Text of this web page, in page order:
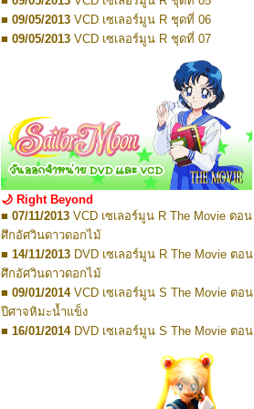
■ 16/02/2012 VCD เซเลอร์มูน ชุดที่ 20
■ 08/03/2012 VCD เซเลอร์มูน ชุดที่ 21
VCD เซเลอร์มูน ชุดที่ 22
VCD เซเลอร์มูน ชุดที่ 23
DVD เซเลอร์มูน ชุดที่ 01
DVD เซเลอร์มูน ชุดที่ 02
■ 25/01/2012 DVD เซเลอร์มูน ชุดที่ 03
■ 31/01/2012DVD เซเลอร์มูน ชุดที่ 04
■ 08/02/2012DVD เซเลอร์มูน ชุดที่ 05
■ 16/02/2012DVD เซเลอร์มูน ชุดที่ 06
■ 23/02/2012DVD เซเลอร์มูน ชุดที่ 07
■ 01/03/2012 DVD เซเลอร์มูน ชุดที่ 08
■ 08/03/2012DVD เซเลอร์มูน ชุดที่ 09
■ 29/03/2012 DVD เซเลอร์มูน ชุดที่ 10
■ 29/03/2012DVD เซเลอร์มูน ชุดที่ 11
■ 19/07/2013 DVD เซเลอร์มูน รวม 1-11
■ 09/05/2013 VCD เซเลอร์มูน R ชุดที่ 06
■ 09/05/2013 VCD เซเลอร์มูน R ชุดที่ 07
VCD เซเลอร์มูน R ชุดที่ 08
VCD เซเลอร์มูน R ชุดที่ 09
VCD เซเลอร์มูน R ชุดที่ 10
■ 16/05/2013
VCD เซเลอร์มูน R ชุดที่ 11
■ 16/05/2013VCD เซเลอร์มูน R ชุดที่ 12
■ 23/05/2013VCD เซเลอร์มูน R ชุดที่ 13
■ 23/05/2013VCD เซเลอร์มูน R ชุดที่ 14
■ 30/05/2013VCD เซเลอร์มูน R ชุดที่ 15
■ 30/05/2013 VCD เซเลอร์มูน R ชุดที่ 16
■ 06/06/2013VCD เซเลอร์มูน R ชุดที่ 17
■ 06/06/2013 VCD เซเลอร์มูน R ชุดที่ 18
■ 14/06/2013VCD เซเลอร์มูน R ชุดที่ 19
■ 14/06/2013 VCD เซเลอร์มูน R ชุดที่ 20
■ 20/06/2013VCD เซเลอร์มูน R ชุดที่ 21
■ 20/06/2013 VCD เซเลอร์มูน R ชุดที่ 22
DVD เซเลอร์มูน R ชุดที่ 02
DVD เซเลอร์มูน R ชุดที่ 03
DVD เซเลอร์มูน R ชุดที่ 04
🌙 Right Beyond
■ 07/11/2013 VCD เซเลอร์มูน R The Movie ตอน
ศึกอัศวินดาวดอกไม้
■ 14/11/2013 DVD เซเลอร์มูน R The Movie ตอน
ศึกอัศวินดาวดอกไม้
■ 09/01/2014VCD เซเลอร์มูน S The Movie ตอน
ปีศาจหิมะน้ำแข็ง
■ 16/01/2014DVD เซเลอร์มูน S The Movie ตอน
VCD เซเลอร์มูน SuperS The
Movie ตอน รวมพลังเหล่าอัศวินเซเลอร์ทั้ง 9